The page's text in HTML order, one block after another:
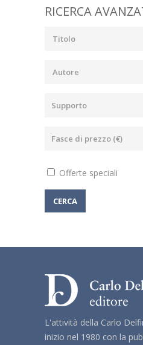
RICERCA
Offerte speciali
CERCA
L'attività della Carlo
inizio nel 1980 con la